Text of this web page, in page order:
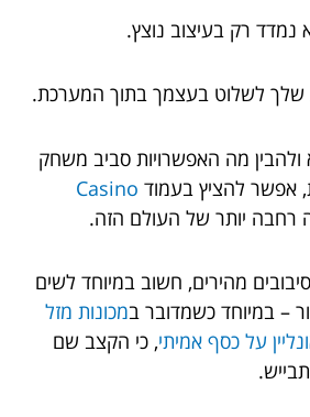
רק בעיצוב נוצץ.
שלך לשלוט בעצמך בתוך המערכת.
מה האפשרויות סביב משחק
אפשר להציץ בעמוד Casino
רחבה יותר של העולם הזה.
מהירים, חשוב במיוחד לשים
– במיוחד כשמדובר במכונות מזל
, כי הקצב שם